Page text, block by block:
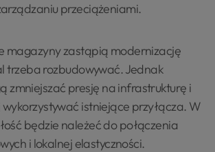
przeciążeniami.
magazyny zastąpią modernizację
trzeba rozbudowywać. Jednak
zmniejszać presję na infrastrukturę i
istniejące przyłącza. W
będzie należeć do połączenia
i lokalnej elastyczności.